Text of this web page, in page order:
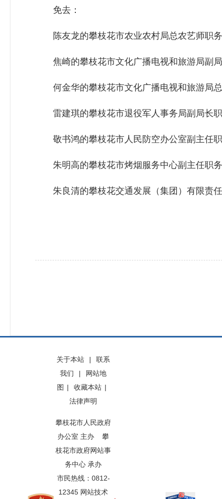
免去：
陈友龙的攀枝花市农业农村局总农艺师职
焦崎的攀枝花市文化广播电视和旅游局副
何金华的攀枝花市文化广播电视和旅游局
雷建琪的攀枝花市退役军人事务局副局长
敬书鸿的攀枝花市人民防空办公室副主任
朱明高的攀枝花市烤烟服务中心副主任职
朱良清的攀枝花交通发展（集团）有限责
关于本站 |
联系
我们
|
网站地
图 | 收藏本站 |
法律声明
攀枝花市人民政府
办公室 主办 攀
枝花市政府网站事
务中心 承办
市民热线：0812-
12345 网站技术